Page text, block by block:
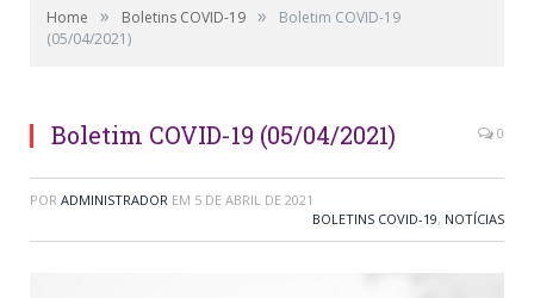
Home » Boletins COVID-19 »
Boletim COVID-19
(05/04/2021)
Boletim COVID-19 (05/04/2021) 0
POR ADMINISTRADOR EM 5 DE ABRIL DE 2021
BOLETINS COVID-19, NOTÍCIAS